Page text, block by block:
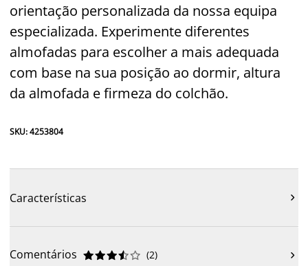
orientação personalizada da nossa equipa
especializada. Experimente diferentes
almofadas para escolher a mais adequada
com base na sua posição ao dormir, altura
da almofada e firmeza do colchão.
SKU: 4253804
Características 
Comentários 




 (2) 